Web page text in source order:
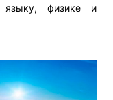
языку, физике и